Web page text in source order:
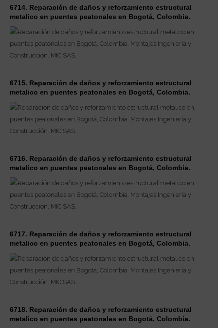
6714. Reparación de daños y reforzamiento estructural
metalico en puentes peatonales en Bogotá, Colombia.
6715. Reparación de daños y reforzamiento estructural
metalico en puentes peatonales en Bogotá, Colombia.
6716. Reparación de daños y reforzamiento estructural
metalico en puentes peatonales en Bogotá, Colombia.
6717. Reparación de daños y reforzamiento estructural
metalico en puentes peatonales en Bogotá, Colombia.
6718. Reparación de daños y reforzamiento estructural
metalico en puentes peatonales en Bogotá, Colombia.